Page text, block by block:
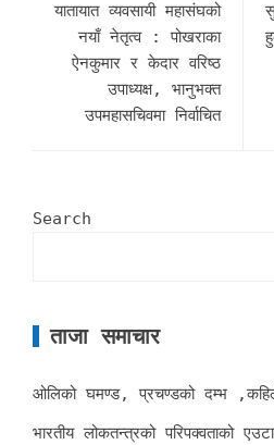
यातायात व्यवसायी महासंघको
नयाँ नेतृत्व : पोखराका
ऐनकुमार र केदार वरिष्ठ
उपाध्यक्ष, भानुभक्त
उपमहासचिवमा निर्वाचित
Search
ताजा समाचार
ओलिको घमण्ड, प्रचण्डको दम्भ
भारतीय लोकतन्त्रको परिपक्वताको